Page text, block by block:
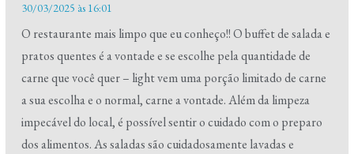
30/03/2025 às 16:01
O restaurante mais limpo que eu conheço!! O buffet de salada e
pratos quentes é a vontade e se escolhe pela quantidade de
carne que você quer – light vem uma porção limitado de carne
a sua escolha e o normal, carne a vontade. Além da limpeza
impecável do local, é possível sentir o cuidado com o preparo
dos alimentos. As saladas são cuidadosamente lavadas e